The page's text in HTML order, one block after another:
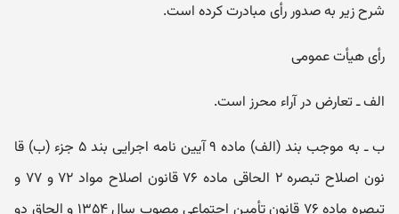
شرح زیر به صدور رأی مبادرت کرده است.
رأی هیأت عمومی
الف ـ تعارض در آراء محرز است.
ب ـ به موجب بند (الف) ماده ۹ آیین ‌نامه اجرایی بند ۵ جزء (ب) قا
نون اصلاح تبصره ۲ الحاقی ماده ۷۶ قانون اصلاح مواد ۷۲ و ۷۷ و